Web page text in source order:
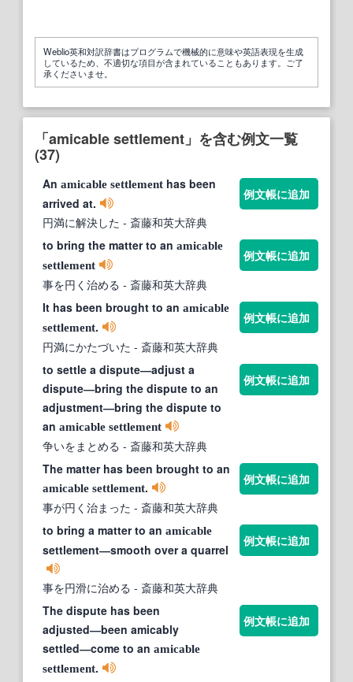
Weblio英和対訳辞書はプログラムで機械的に意味や英語表現を生成
しているため、不適切な項目が含まれていることもあります。ご了
承くださいませ。
「amicable settlement」を含む例文一覧
(37)
An amicable settlement has been
arrived at.
円満に解決した - 斎藤和英大辞典
例文帳に追加
to bring the matter to an amicable
settlement
事を円く治める - 斎藤和英大辞典
例文帳に追加
It has been brought to an amicable
settlement.
円満にかたづいた - 斎藤和英大辞典
例文帳に追加
to settle a dispute―adjust a
dispute―bring the dispute to an
adjustment―bring the dispute to
an amicable settlement
争いをまとめる - 斎藤和英大辞典
例文帳に追加
The matter has been brought to an
amicable settlement.
事が円く治まった - 斎藤和英大辞典
例文帳に追加
to bring a matter to an amicable
settlement―smooth over a quarrel
事を円滑に治める - 斎藤和英大辞典
例文帳に追加
The dispute has been
adjusted―been amicably
settled―come to an amicable
settlement.
例文帳に追加